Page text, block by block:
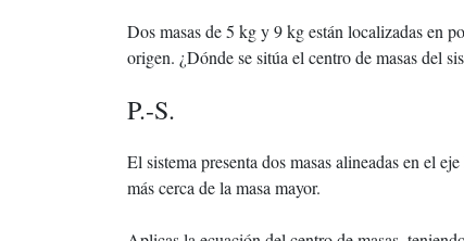
Dos masas de 5 kg y 9 kg están localizadas en
origen. ¿Dónde se sitúa el centro de masas del
P.-S.
El sistema presenta dos masas alineadas en el
más cerca de la masa mayor.